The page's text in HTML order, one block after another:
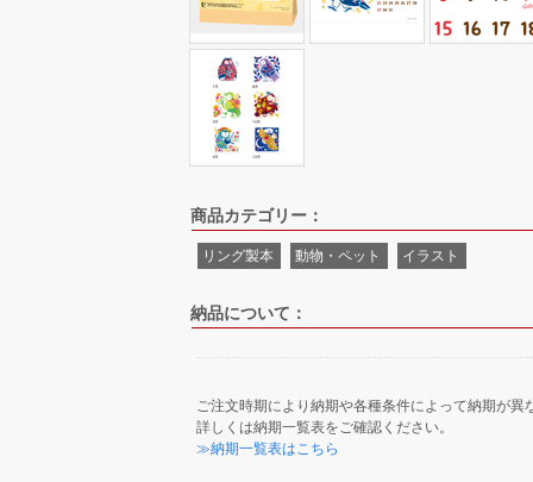
商品カテゴリー：
リング製本 動物・ペット イラスト
納品について：
ご注文時期により納期や各種条件によって納期が異
詳しくは納期一覧表をご確認ください。
≫納期一覧表はこちら